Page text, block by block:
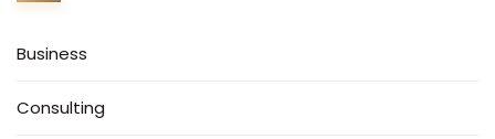
Business
Consulting